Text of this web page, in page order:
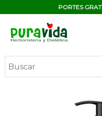
contenido
PORTES